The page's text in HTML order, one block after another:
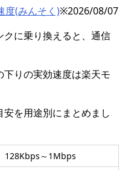
度(みんそく)※2026/08/07
に乗り換えると、通信
りの実効速度は楽天モ
を用途別にまとめまし
128Kbps～1Mbps